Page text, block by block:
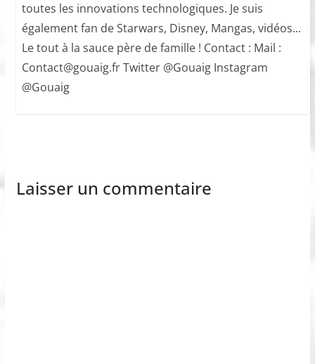
toutes les innovations technologiques. Je suis
également fan de Starwars, Disney, Mangas, vidéos...
Le tout à la sauce père de famille ! Contact : Mail :
Contact@gouaig.fr Twitter @Gouaig Instagram
@Gouaig
Laisser un commentaire